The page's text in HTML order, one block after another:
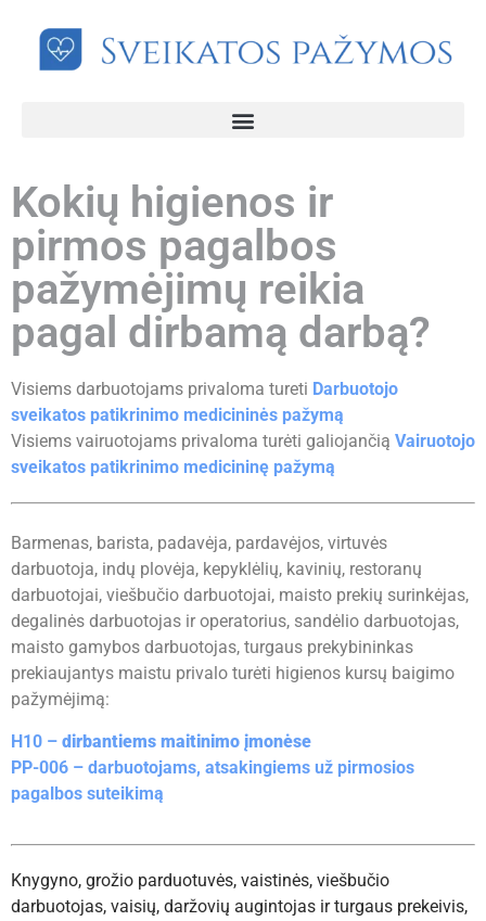
Kokių higienos ir
pirmos pagalbos
pažymėjimų reikia
pagal dirbamą darbą?
Visiems darbuotojams privaloma tureti Darbuotojo
sveikatos patikrinimo medicininės pažymą
Visiems vairuotojams privaloma turėti galiojančią Vairuotojo
sveikatos patikrinimo medicininę pažymą
Barmenas, barista, padavėja, pardavėjos, virtuvės
darbuotoja, indų plovėja, kepyklėlių, kavinių, restoranų
darbuotojai, viešbučio darbuotojai, maisto prekių surinkėjas,
degalinės darbuotojas ir operatorius, sandėlio darbuotojas,
maisto gamybos darbuotojas, turgaus prekybininkas
prekiaujantys maistu privalo turėti higienos kursų baigimo
pažymėjimą:
H10 – dirbantiems maitinimo įmonėse
PP-006 – darbuotojams, atsakingiems už pirmosios
pagalbos suteikimą
Knygyno, grožio parduotuvės, vaistinės, viešbučio
darbuotojas, vaisių, daržovių augintojas ir turgaus prekeivis,